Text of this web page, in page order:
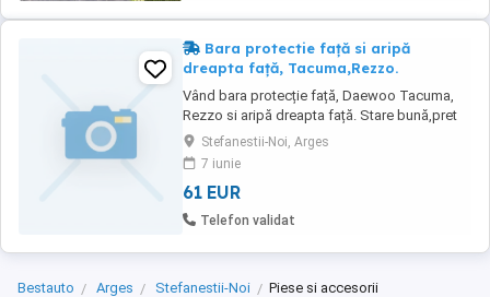
Bara protectie față si aripă
dreapta față, Tacuma,Rezzo.
Vând bara protecție față, Daewoo Tacuma,
Rezzo si aripă dreapta față. Stare bună,pret
negociabil.
Stefanestii-Noi, Arges
7 iunie
61 EUR
Telefon validat
Bestauto Arges Stefanestii-Noi Piese si accesorii